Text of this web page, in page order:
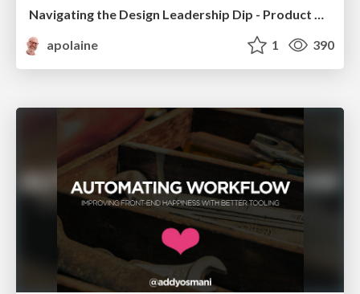
Navigating the Design Leadership Dip - Product Design Week Design Leaders+ Conference 2024
apolaine
1 390